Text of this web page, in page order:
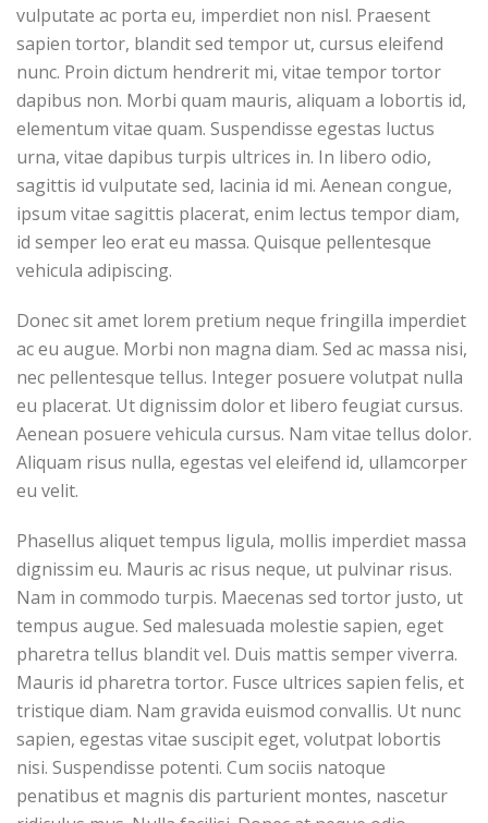
vulputate ac porta eu, imperdiet non nisl. Praesent
sapien tortor, blandit sed tempor ut, cursus eleifend
nunc. Proin dictum hendrerit mi, vitae tempor tortor
dapibus non. Morbi quam mauris, aliquam a lobortis id,
elementum vitae quam. Suspendisse egestas luctus
urna, vitae dapibus turpis ultrices in. In libero odio,
sagittis id vulputate sed, lacinia id mi. Aenean congue,
ipsum vitae sagittis placerat, enim lectus tempor diam,
id semper leo erat eu massa. Quisque pellentesque
vehicula adipiscing.
Donec sit amet lorem pretium neque fringilla imperdiet
ac eu augue. Morbi non magna diam. Sed ac massa nisi,
nec pellentesque tellus. Integer posuere volutpat nulla
eu placerat. Ut dignissim dolor et libero feugiat cursus.
Aenean posuere vehicula cursus. Nam vitae tellus dolor.
Aliquam risus nulla, egestas vel eleifend id, ullamcorper
eu velit.
Phasellus aliquet tempus ligula, mollis imperdiet massa
dignissim eu. Mauris ac risus neque, ut pulvinar risus.
Nam in commodo turpis. Maecenas sed tortor justo, ut
tempus augue. Sed malesuada molestie sapien, eget
pharetra tellus blandit vel. Duis mattis semper viverra.
Mauris id pharetra tortor. Fusce ultrices sapien felis, et
tristique diam. Nam gravida euismod convallis. Ut nunc
sapien, egestas vitae suscipit eget, volutpat lobortis
nisi. Suspendisse potenti. Cum sociis natoque
penatibus et magnis dis parturient montes, nascetur